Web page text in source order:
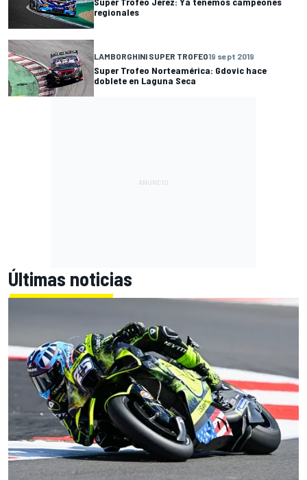
regionales
LAMBORGHINI SUPER TROFEO19 sept 2019
Super Trofeo Norteamérica: Gdovic hace
doblete en Laguna Seca
Últimas noticias